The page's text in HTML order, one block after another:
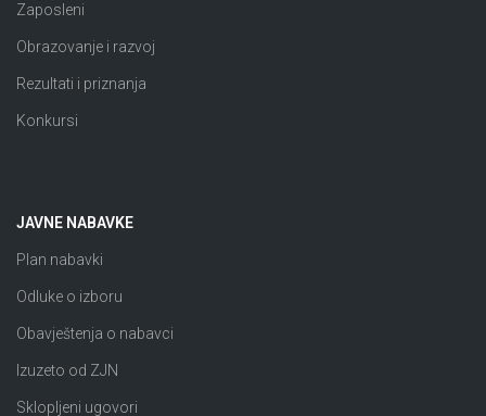
Zaposleni
Obrazovanje i razvoj
Rezultati i priznanja
Konkursi
JAVNE NABAVKE
Plan nabavki
Odluke o izboru
Obavještenja o nabavci
Izuzeto od ZJN
Sklopljeni ugovori